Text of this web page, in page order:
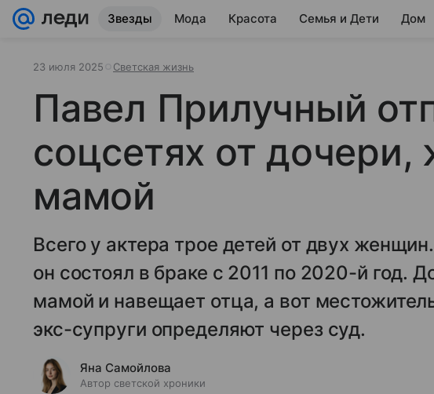
Звезды Мода Красота Семья и Дети Дом
23 июля 2025 Светская жизнь
Павел Прилучный
соцсетях от
мамой
Всего у актера трое детей от двух
он состоял в браке с 2011 по 2020-й год.
мамой и навещает отца, а вот
экс-супруги определяют через суд.
Яна Самойлова
Автор светской хроники